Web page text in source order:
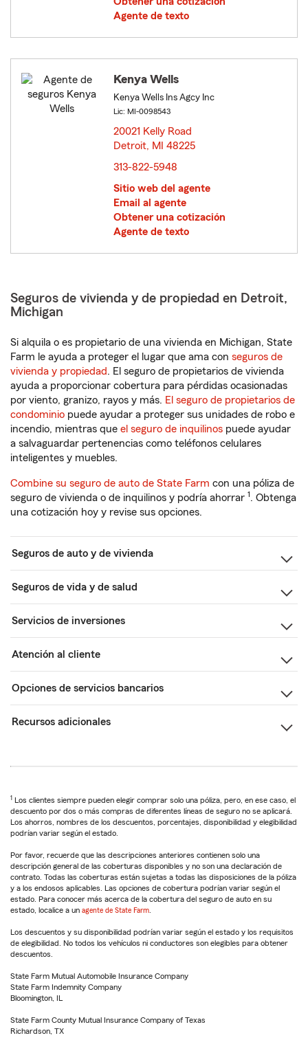
Agente de texto
Kenya Wells
Kenya Wells Ins Agcy Inc
Lic: MI-0098543
20021 Kelly Road
Detroit, MI 48225
313-822-5948
Sitio web del agente
Email al agente
Obtener una cotización
Agente de texto
Seguros de vivienda y de propiedad en Detroit,
Michigan
Si alquila o es propietario de una vivienda en Michigan, State
Farm le ayuda a proteger el lugar que ama con seguros de
vivienda y propiedad. El seguro de propietarios de vivienda
ayuda a proporcionar cobertura para pérdidas ocasionadas
por viento, granizo, rayos y más. El seguro de propietarios de
condominio puede ayudar a proteger sus unidades de robo e
incendio, mientras que el seguro de inquilinos puede ayudar
a salvaguardar pertenencias como teléfonos celulares
inteligentes y muebles.
Combine su seguro de auto de State Farm con una póliza de
seguro de vivienda o de inquilinos y podría ahorrar 1. Obtenga
una cotización hoy y revise sus opciones.
Seguros de auto y de vivienda
Seguros de vida y de salud
Servicios de inversiones
Atención al cliente
Opciones de servicios bancarios
Recursos adicionales
1 Los clientes siempre pueden elegir comprar solo una póliza, pero, en ese caso, el
descuento por dos o más compras de diferentes líneas de seguro no se aplicará.
Los ahorros, nombres de los descuentos, porcentajes, disponibilidad y elegibilidad
podrían variar según el estado.
Por favor, recuerde que las descripciones anteriores contienen solo una
descripción general de las coberturas disponibles y no son una declaración de
contrato. Todas las coberturas están sujetas a todas las disposiciones de la póliza
y a los endosos aplicables. Las opciones de cobertura podrían variar según el
estado. Para conocer más acerca de la cobertura del seguro de auto en su
estado, localice a un agente de State Farm
Los descuentos y su disponibilidad podrían variar según el estado y los requisitos
de elegibilidad. No todos los vehículos ni conductores son elegibles para obtener
descuentos.
State Farm Mutual Automobile Insurance Company
State Farm Indemnity Company
Bloomington, IL
State Farm County Mutual Insurance Company of Texas
Richardson, TX